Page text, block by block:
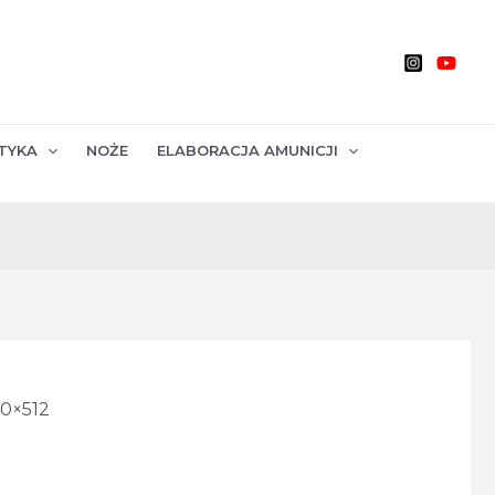
NOŻE ELABORACJA AMUNICJI